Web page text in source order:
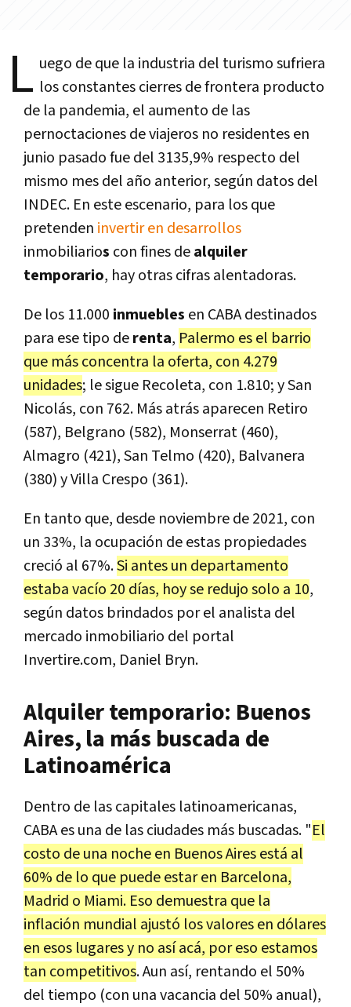
L uego de que la industria del turismo sufriera
los constantes cierres de frontera producto
de la pandemia, el aumento de las
pernoctaciones de viajeros no residentes en
junio pasado fue del 3135,9% respecto del
mismo mes del año anterior, según datos del
INDEC. En este escenario, para los que
pretenden invertir en desarrollos
inmobiliarios con fines dealquiler
temporario, hay otras cifras alentadoras.
De los 11.000 inmuebles en CABA destinados
para ese tipo derenta, Palermo es el barrio
que más concentra la oferta, con 4.279
unidades; le sigue Recoleta, con 1.810; y San
Nicolás, con 762. Más atrás aparecen Retiro
(587), Belgrano (582), Monserrat (460),
Almagro (421), San Telmo (420), Balvanera
(380) y Villa Crespo (361).
En tanto que, desde noviembre de 2021, con
un 33%, la ocupación de estas propiedades
creció al 67%.Si antes un departamento
estaba vacío 20 días, hoy se redujo solo a 10,
según datos brindados por el analista del
mercado inmobiliario del portal
Invertire.com, Daniel Bryn.
Alquiler temporario: Buenos
Aires, la más buscada de
Latinoamérica
Dentro de las capitales latinoamericanas,
CABA es una de las ciudades más buscadas. "El
costo de una noche en Buenos Aires está al
60% de lo que puede estar en Barcelona,
Madrid o Miami. Eso demuestra que la
inflación mundial ajustó los valores en dólares
en esos lugares y no así acá, por eso estamos
tan competitivos. Aun así, rentando el 50%
del tiempo (con una vacancia del 50% anual),